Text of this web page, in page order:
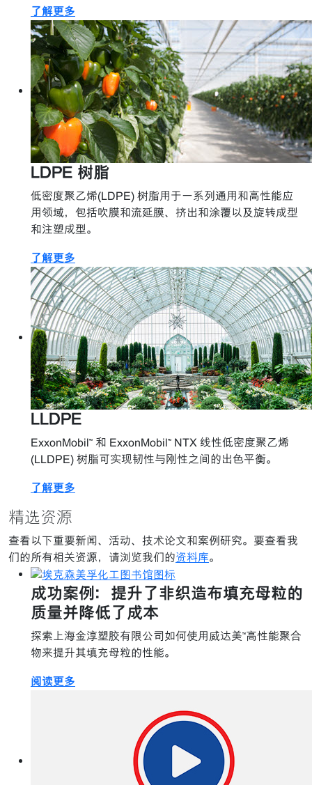
了解更多
LDPE 树脂
低密度聚乙烯(LDPE) 树脂用于一系列通用和高性能应
用领域，包括吹膜和流延膜、挤出和涂覆以及旋转成型
和注塑成型。
了解更多
LLDPE
ExxonMobil™ 和 ExxonMobil™ NTX 线性低密度聚乙烯
(LLDPE) 树脂可实现韧性与刚性之间的出色平衡。
了解更多
精选资源
查看以下重要新闻、活动、技术论文和案例研究。要查看我
们的所有相关资源，请浏览我们的资料库。
成功案例：提升了非织造布填充母粒的
质量并降低了成本
探索上海金淳塑胶有限公司如何使用威达美™高性能聚合
物来提升其填充母粒的性能。
阅读更多